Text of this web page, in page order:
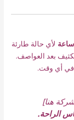
لأي حالة طارئة
بعد العواصف.
في أي وقت.
هنا]
الراحة.